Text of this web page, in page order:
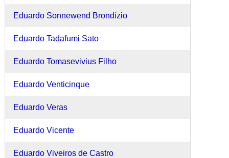
Eduardo Sonnewend Brondízio
Eduardo Tadafumi Sato
Eduardo Tomasevivius Filho
Eduardo Venticinque
Eduardo Veras
Eduardo Vicente
Eduardo Viveiros de Castro